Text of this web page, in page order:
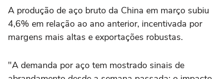
A produção de aço bruto da China em março subiu
4,6% em relação ao ano anterior, incentivada por
margens mais altas e exportações robustas.
"A demanda por aço tem mostrado sinais de